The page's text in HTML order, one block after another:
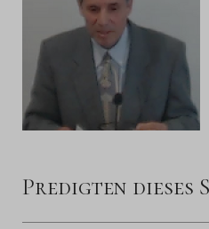
Predigten dieses